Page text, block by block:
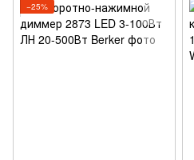
−25%